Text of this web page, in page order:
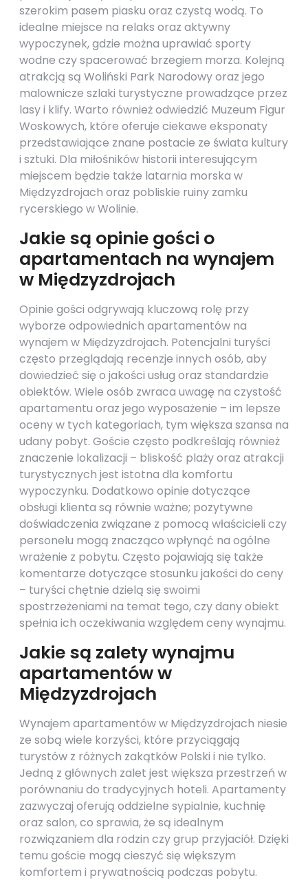
szerokim pasem piasku oraz czystą wodą. To
idealne miejsce na relaks oraz aktywny
wypoczynek, gdzie można uprawiać sporty
wodne czy spacerować brzegiem morza. Kolejną
atrakcją są Woliński Park Narodowy oraz jego
malownicze szlaki turystyczne prowadzące przez
lasy i klify. Warto również odwiedzić Muzeum Figur
Woskowych, które oferuje ciekawe eksponaty
przedstawiające znane postacie ze świata kultury
i sztuki. Dla miłośników historii interesującym
miejscem będzie także latarnia morska w
Międzyzdrojach oraz pobliskie ruiny zamku
rycerskiego w Wolinie.
Jakie są opinie gości o
apartamentach na wynajem
w Międzyzdrojach
Opinie gości odgrywają kluczową rolę przy
wyborze odpowiednich apartamentów na
wynajem w Międzyzdrojach. Potencjalni turyści
często przeglądają recenzje innych osób, aby
dowiedzieć się o jakości usług oraz standardzie
obiektów. Wiele osób zwraca uwagę na czystość
apartamentu oraz jego wyposażenie – im lepsze
oceny w tych kategoriach, tym większa szansa na
udany pobyt. Goście często podkreślają również
znaczenie lokalizacji – bliskość plaży oraz atrakcji
turystycznych jest istotna dla komfortu
wypoczynku. Dodatkowo opinie dotyczące
obsługi klienta są równie ważne; pozytywne
doświadczenia związane z pomocą właścicieli czy
personelu mogą znacząco wpłynąć na ogólne
wrażenie z pobytu. Często pojawiają się także
komentarze dotyczące stosunku jakości do ceny
– turyści chętnie dzielą się swoimi
spostrzeżeniami na temat tego, czy dany obiekt
spełnia ich oczekiwania względem ceny wynajmu.
Jakie są zalety wynajmu
apartamentów w
Międzyzdrojach
Wynajem apartamentów w Międzyzdrojach niesie
ze sobą wiele korzyści, które przyciągają
turystów z różnych zakątków Polski i nie tylko.
Jedną z głównych zalet jest większa przestrzeń w
porównaniu do tradycyjnych hoteli. Apartamenty
zazwyczaj oferują oddzielne sypialnie, kuchnię
oraz salon, co sprawia, że są idealnym
rozwiązaniem dla rodzin czy grup przyjaciół. Dzięki
temu goście mogą cieszyć się większym
komfortem i prywatnością podczas pobytu.